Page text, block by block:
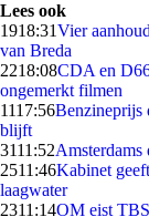
Lees ook
1918:31Vier
van Breda
2218:08CDA en
ongemerkt filmen
1117:56Benzineprijs
blijft
3111:52
2511:46Kabinet
laagwater
2311:14OM eist